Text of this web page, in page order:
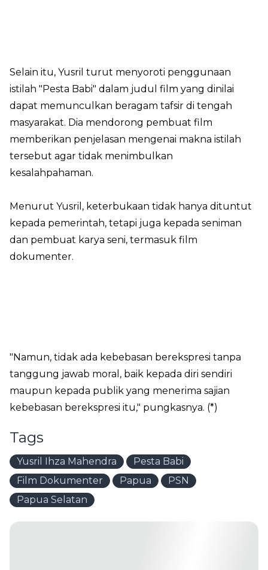
Selain itu, Yusril turut menyoroti penggunaan
istilah "Pesta Babi" dalam judul film yang dinilai
dapat memunculkan beragam tafsir di tengah
masyarakat. Dia mendorong pembuat film
memberikan penjelasan mengenai makna istilah
tersebut agar tidak menimbulkan
kesalahpahaman.
Menurut Yusril, keterbukaan tidak hanya dituntut
kepada pemerintah, tetapi juga kepada seniman
dan pembuat karya seni, termasuk film
dokumenter.
"Namun, tidak ada kebebasan berekspresi tanpa
tanggung jawab moral, baik kepada diri sendiri
maupun kepada publik yang menerima sajian
kebebasan berekspresi itu," pungkasnya. (*)
Tags
Yusril Ihza Mahendra
Pesta Babi
Film Dokumenter
Papua
PSN
Papua Selatan